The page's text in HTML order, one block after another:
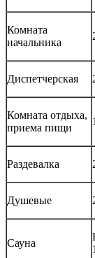
Комната
начальника
Диспетчерская
Комната отдыха,
приема пищи
Раздевалка
Душевые
Сауна